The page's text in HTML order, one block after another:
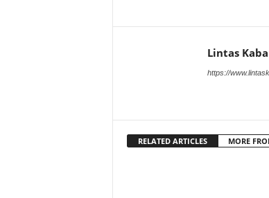
Lintas
https://
RELATED ARTICLES MORE